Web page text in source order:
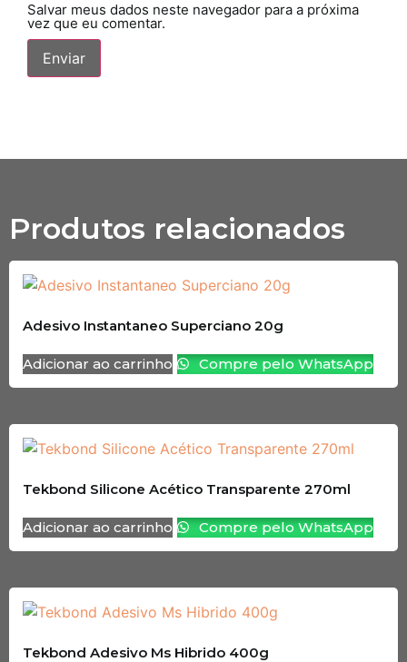
Salvar meus dados neste navegador para a próxima
vez que eu comentar.
Produtos relacionados
Adesivo Instantaneo Superciano 20g
Adicionar ao carrinho Compre pelo WhatsApp
Tekbond Silicone Acético Transparente 270ml
Adicionar ao carrinho Compre pelo WhatsApp
Tekbond Adesivo Ms Hibrido 400g